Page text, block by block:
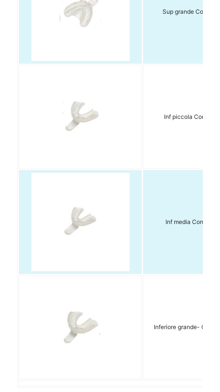
Sup grande Conf 6
Inf piccola Conf 6 pz
Inf media Conf 6 pz
Inferiore grande- Conf.